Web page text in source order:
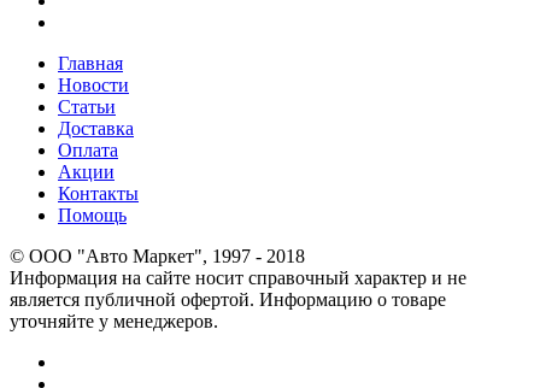
Главная
Новости
Статьи
Доставка
Оплата
Акции
Контакты
Помощь
© OOO "Авто Маркет", 1997 - 2018
Информация на сайте носит справочный характер и не
является публичной офертой. Информацию о товаре
уточняйте у менеджеров.